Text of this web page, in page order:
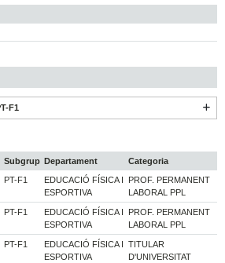
F1
Subgrup Departament
Categoria
PT-F1
EDUCACIÓ FÍSICA I
ESPORTIVA
PROF. PERMANENT
LABORAL PPL
PT-F1
EDUCACIÓ FÍSICA I
ESPORTIVA
PROF. PERMANENT
LABORAL PPL
PT-F1
EDUCACIÓ FÍSICA I
ESPORTIVA
TITULAR
D'UNIVERSITAT